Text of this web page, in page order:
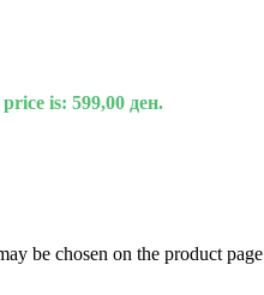
is: 599,00 ден.
be chosen on the product page